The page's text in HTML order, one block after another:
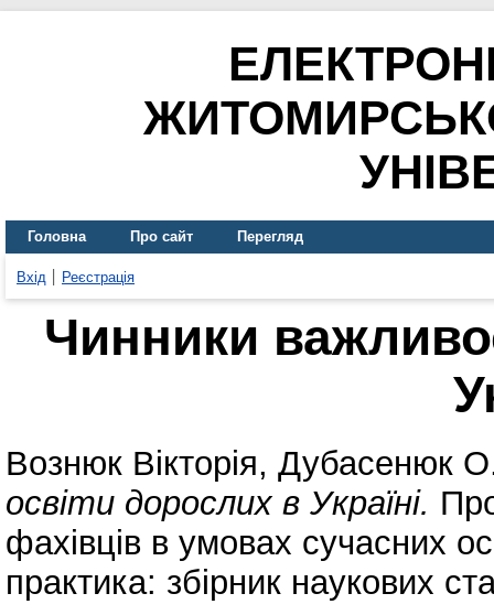
Головна Про сайт Перегляд
Вхід Реєстрація
Чинники
Вознюк Вікторія, Дубасенюк
освіти дорослих в Україні.
фахівців в умовах сучасних
практика: збірник наукових